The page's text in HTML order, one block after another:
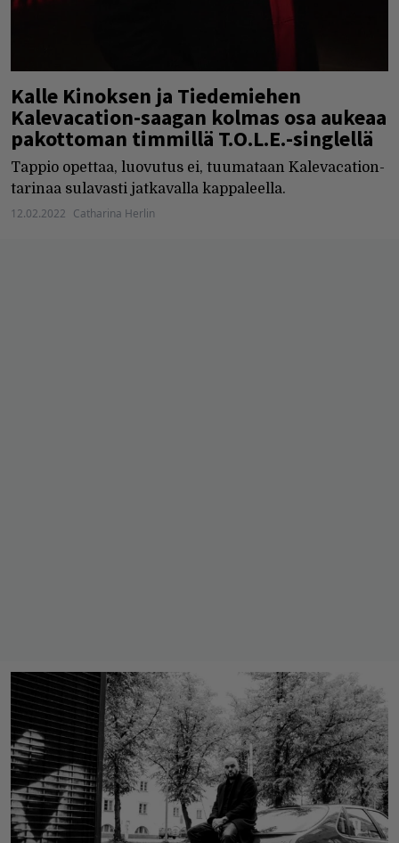
Kalle Kinoksen ja Tiedemiehen
Kalevacation-saagan kolmas osa aukeaa
pakottoman timmillä T.O.L.E.-singlellä
Tappio opettaa, luovutus ei, tuumataan Kalevacation-
tarinaa sulavasti jatkavalla kappaleella.
12.02.2022 Catharina Herlin